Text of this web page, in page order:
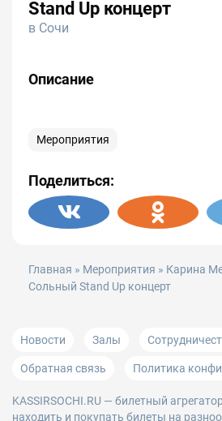
Stand Up концерт
в Сочи
Описание
Мероприятия
Поделиться:
Главная » Мероприятия » Карина
Сольный Stand Up концерт
Новости Залы
Обратная связь Политика
KASSIRSOCHI.RU — билетный
находить и покупать билеты на